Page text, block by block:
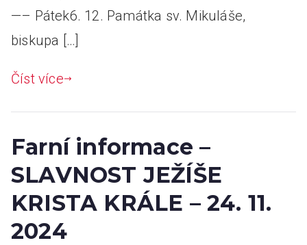
—– Pátek6. 12. Památka sv. Mikuláše,
biskupa […]
Číst více
Farní informace –
SLAVNOST JEŽÍŠE
KRISTA KRÁLE – 24. 11.
2024